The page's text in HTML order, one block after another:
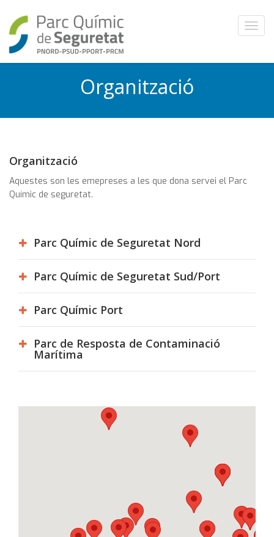
T
a
Organització
Organització
Aquestes son les emepreses a les que dona servei el Parc
Químic de seguretat.
Parc Químic de Seguretat Nord
Parc Químic de Seguretat Sud/Port
Parc Químic Port
Parc de Resposta de Contaminació
Marítima